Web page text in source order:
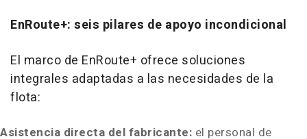
EnRoute+: seis pilares de apoyo incondicional
El marco de EnRoute+ ofrece soluciones
integrales adaptadas a las necesidades de la
flota:
Asistencia directa del fabricante: el personal de